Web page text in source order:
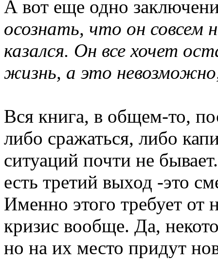
А вот еще одно
осознать, что он совсем
казался. Он все хочет
жизнь, а это
Вся книга, в общем-то,
либо сражаться, либо
ситуаций почти не
есть третий выход -это
Именно этого требует от
кризис вообще. Да,
но на их место придут